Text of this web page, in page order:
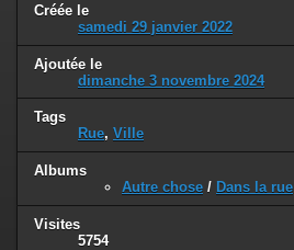
Créée le
samedi 29 janvier 2022
Ajoutée le
dimanche 3 novembre 2024
Tags
Rue, Ville
Albums
Autre chose / Dans la rue
Visites
5754